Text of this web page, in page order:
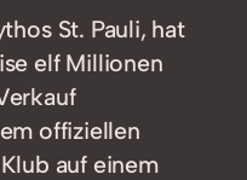
St. Pauli, hat
elf Millionen
offiziellen
auf einem